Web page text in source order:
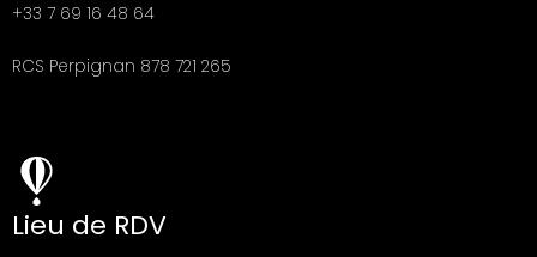
+33 7 69 16 48 64
RCS Perpignan 878 721 265
Lieu de RDV